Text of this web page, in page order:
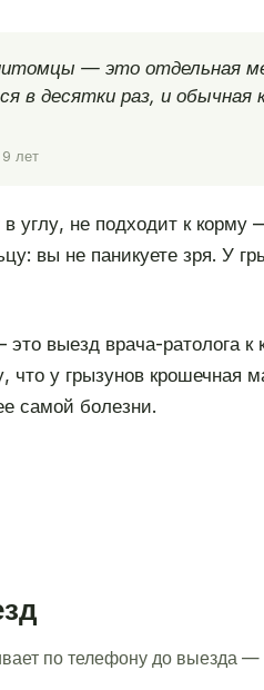
— это отдельная
в десятки раз, и
9 лет
углу, не подходит к
вы не паникуете зря. У
выезд врача-
у грызунов крошечная
самой болезни.
по телефону до